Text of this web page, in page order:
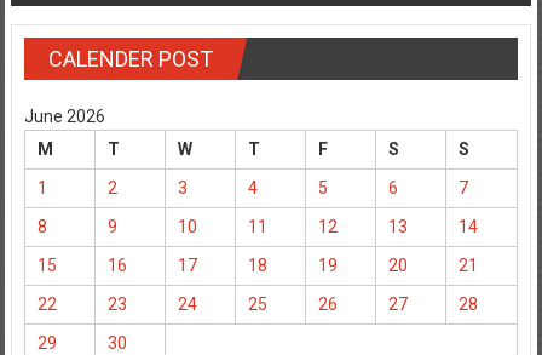
navigation
Older posts
CALENDER POST
June 2026
M
T W T F S
S
1
2 3 4 5 6
7
8
9 10 11 12 13
14
15
16 17 18 19 20
21
22
23 24 25 26 27
28